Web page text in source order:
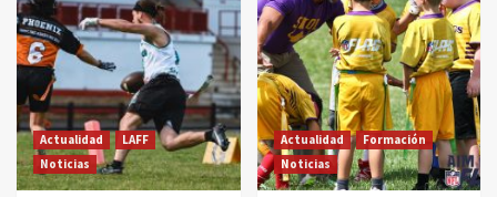
Actualidad
LAFF
Noticias
Actualidad
Formación
Noticias